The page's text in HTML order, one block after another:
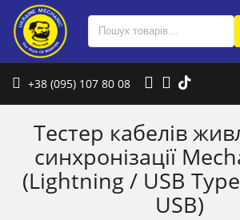
+38 (095) 107 80 08
Тестер кабелів
синхронізації
(Lightning / USB
USB)